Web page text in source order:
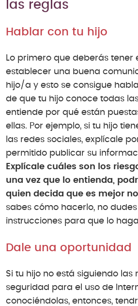
las reglas
Hablar con tu hijo
Lo primero que deberás tener
establecer una buena
hijo/a y esto se consigue
de que tu hijo conoce todas
entiende por qué están
ellas. Por ejemplo, si tu hijo
las redes sociales, explícale
permitido publicar su
Explícale cuáles son los
una vez que lo entienda,
quien decida que es mejor
sabes cómo hacerlo, no
instrucciones para que lo
Dale una oportunidad
Si tu hijo no está siguiendo las
seguridad para el uso de
conociéndolas, entonces,